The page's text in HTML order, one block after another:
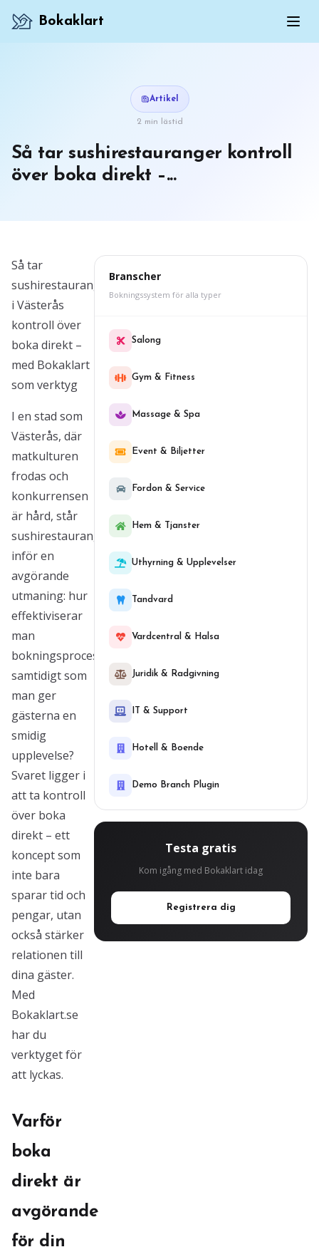
Bokaklart
Artikel
2 min lästid
Så tar sushirestauranger kontroll
över boka direkt –...
Så tar
sushirestauranger
i Västerås
kontroll över
boka direkt –
med Bokaklart
som verktyg
I en stad som
Västerås, där
matkulturen
frodas och
konkurrensen
är hård, står
sushirestaurangerna
inför en
avgörande
utmaning: hur
effektiviserar
man
bokningsprocessen
samtidigt som
man ger
gästerna en
smidig
upplevelse?
Svaret ligger i
att ta kontroll
över boka
direkt – ett
koncept som
inte bara
sparar tid och
pengar, utan
också stärker
relationen till
dina gäster.
Med
Bokaklart.se
har du
verktyget för
att lyckas.
Varför
boka
direkt är
avgörande
för din
Branscher
Bokningssystem för alla typer
Salong
Gym & Fitness
Massage & Spa
Event & Biljetter
Fordon & Service
Hem & Tjanster
Uthyrning & Upplevelser
Tandvard
Vardcentral & Halsa
Juridik & Radgivning
IT & Support
Hotell & Boende
Demo Branch Plugin
Testa gratis
Kom igång med Bokaklart idag
Registrera dig